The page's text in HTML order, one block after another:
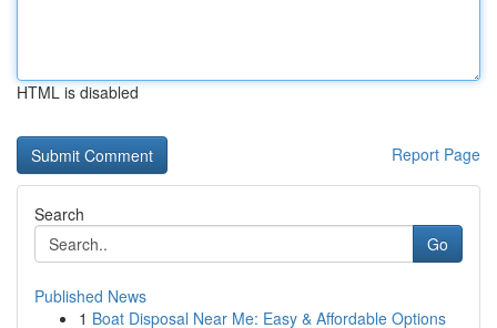
HTML is disabled
Report Page
Search
Go
Published News
1 Boat Disposal Near Me: Easy & Affordable Options